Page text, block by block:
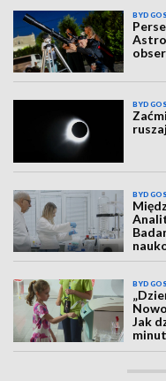
Jak